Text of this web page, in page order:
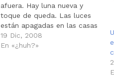
afuera. Hay luna nueva y
toque de queda. Las luces
están apagadas en las casas
sembradas a lo largo de la
ruta 140. Los faros de los
19 Dic, 2008
En «¿huh?»